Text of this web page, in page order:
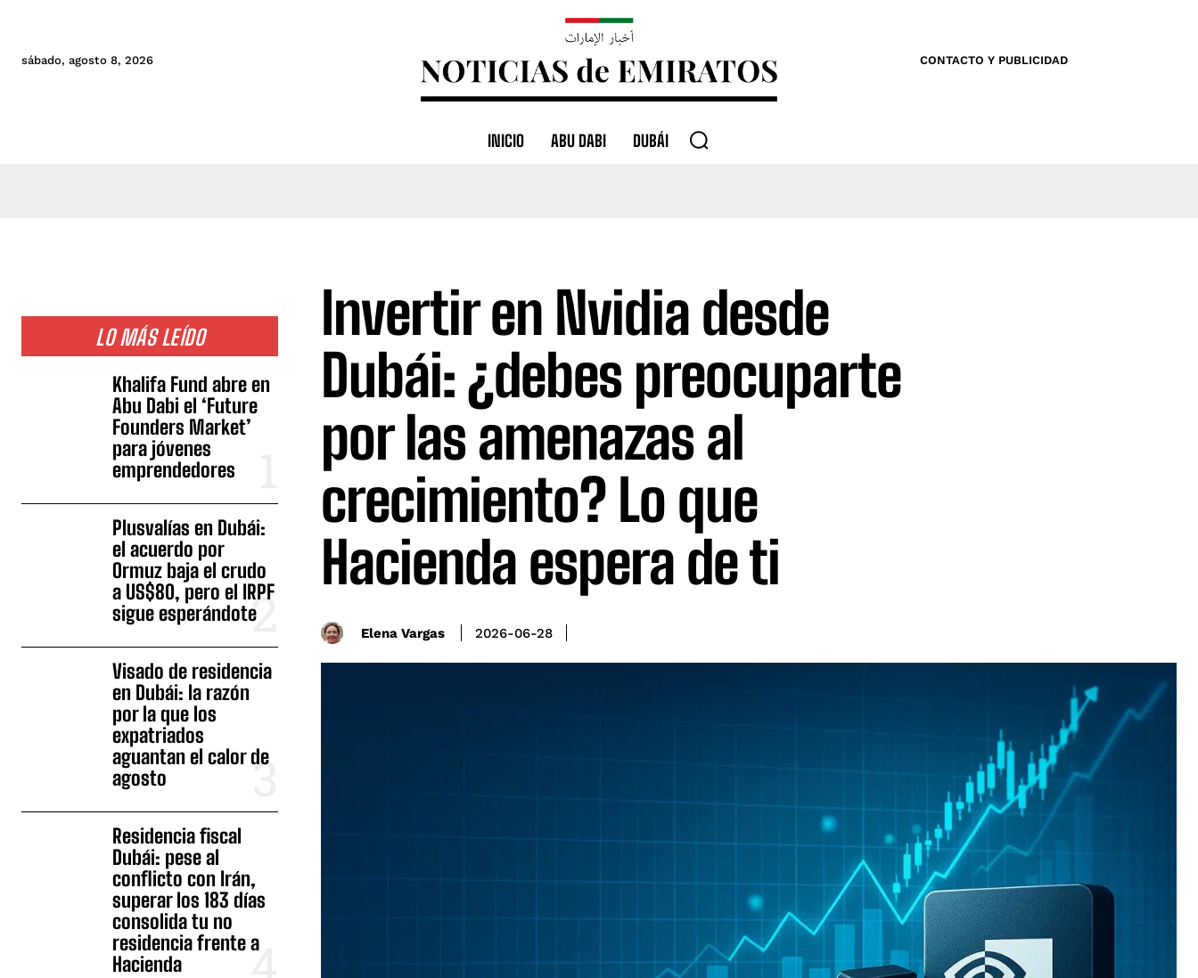
sábado, agosto 8, 2026 CONTACTO Y PUBLICIDAD
INICIO ABU DABI DUBÁI
LO MÁS LEÍDO
Khalifa Fund abre en
Abu Dabi el ‘Future
Founders Market’
para jóvenes
emprendedores
Plusvalías en Dubái:
el acuerdo por
Ormuz baja el crudo
a US$80, pero el IRPF
sigue esperándote
Visado de residencia
en Dubái: la razón
por la que los
expatriados
aguantan el calor de
agosto
Residencia fiscal
Dubái: pese al
conflicto con Irán,
superar los 183 días
consolida tu no
residencia frente a
Hacienda
Invertir en Nvidia desde
Dubái: ¿debes preocuparte
por las amenazas al
crecimiento? Lo que
Hacienda espera de ti
Elena Vargas 2026-06-28